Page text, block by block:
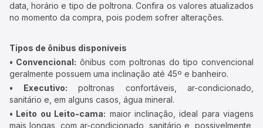
data, horário e tipo de poltrona. Confira os valores atualizados
no momento da compra, pois podem sofrer alterações.
Tipos de ônibus disponíveis
• Convencional: ônibus com poltronas do tipo convencional
geralmente possuem uma inclinação até 45º e banheiro.
• Executivo: poltronas confortáveis, ar-condicionado,
sanitário e, em alguns casos, água mineral.
• Leito ou Leito-cama: maior inclinação, ideal para viagens
mais longas, com ar-condicionado, sanitário e, possivelmente,